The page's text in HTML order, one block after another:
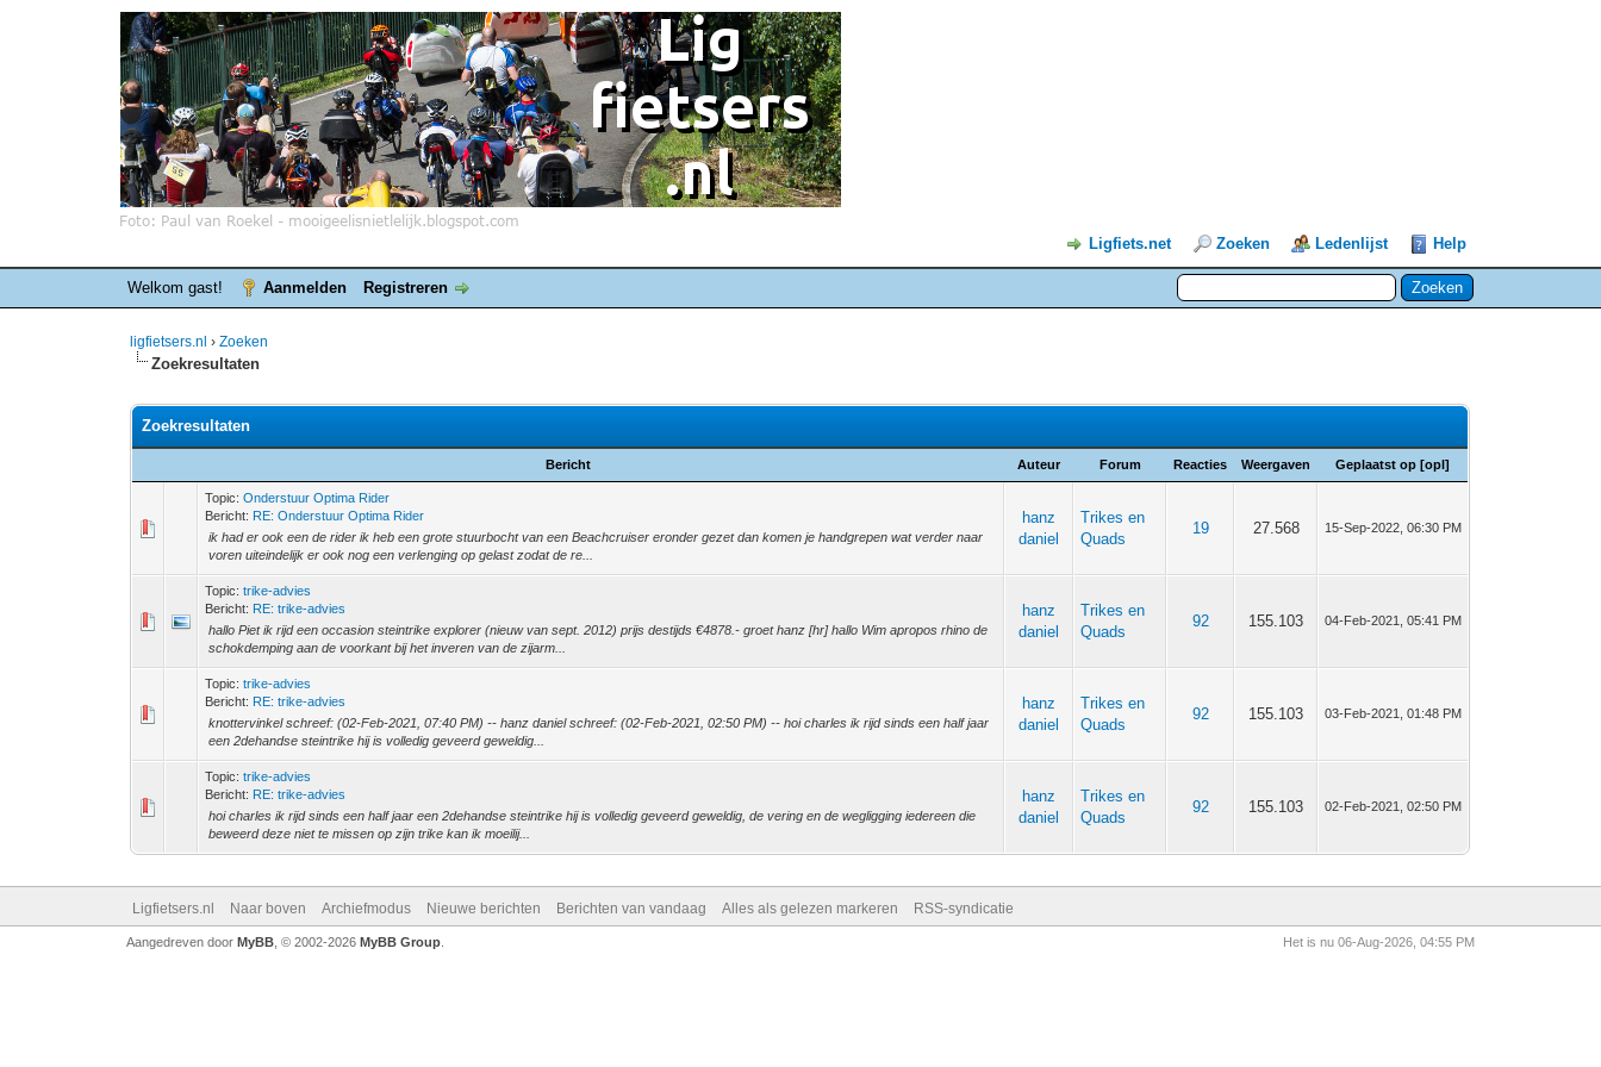
Ligfiets.net Zoeken Ledenlijst Help
Welkom gast! Aanmelden Registreren
ligfietsers.nl ›Zoeken
Zoekresultaten
Zoekresultaten
Bericht Auteur Forum Reacties Weergaven Geplaatst op [opl]
Topic:Onderstuur Optima Rider
Bericht: RE: Onderstuur Optima Rider
ik had er ook een de rider ik heb een grote stuurbocht van een Beachcruiser eronder gezet dan komen je handgrepen wat verder naar
voren uiteindelijk er ook nog een verlenging op gelast zodat de re...
hanz
daniel
Trikes en
Quads
19 27.568 15-Sep-2022, 06:30 PM
Topic:trike-advies
Bericht: RE: trike-advies
hallo Piet ik rijd een occasion steintrike explorer (nieuw van sept. 2012) prijs destijds €4878.- groet hanz [hr] hallo Wim apropos rhino de
schokdemping aan de voorkant bij het inveren van de zijarm...
hanz
daniel
Trikes en
Quads
92 155.103 04-Feb-2021, 05:41 PM
Topic:trike-advies
Bericht: RE: trike-advies
knottervinkel schreef: (02-Feb-2021, 07:40 PM) -- hanz daniel schreef: (02-Feb-2021, 02:50 PM) -- hoi charles ik rijd sinds een half jaar
een 2dehandse steintrike hij is volledig geveerd geweldig...
hanz
daniel
Trikes en
Quads
92 155.103 03-Feb-2021, 01:48 PM
Topic:trike-advies
Bericht: RE: trike-advies
hoi charles ik rijd sinds een half jaar een 2dehandse steintrike hij is volledig geveerd geweldig, de vering en de wegligging iedereen die
beweerd deze niet te missen op zijn trike kan ik moeilij...
hanz
daniel
Trikes en
Quads
92 155.103 02-Feb-2021, 02:50 PM
Ligfietsers.nl Naar boven Archiefmodus Nieuwe berichten Berichten van vandaag Alles als gelezen markeren RSS-syndicatie
Het is nu 06-Aug-2026, 04:55 PM
Aangedreven door MyBB, © 2002-2026 MyBB Group.